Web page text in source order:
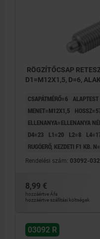
RÖGZÍTŐCSAP
D1=M12X1,5, D=6,
CSAPÁTMÉRŐ=6
MENET=M12X1,5
ELLENANYA=ELLENANYA
D4=23
L1=20 L2=8
RUGÓERŐ, KEZDETI F1 KB.
Rendelési szám: 03092-
8,99 €
hozzáértve Áfa
hozzáértve szállítási költségek
03092 R